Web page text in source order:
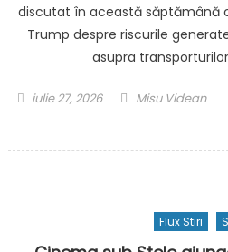
le
în
De
și
discutat în această săptămână
Trump despre riscurile
asupra
Posted
iulie 27, 2026 Author
Misu Videan
Flux Stiri